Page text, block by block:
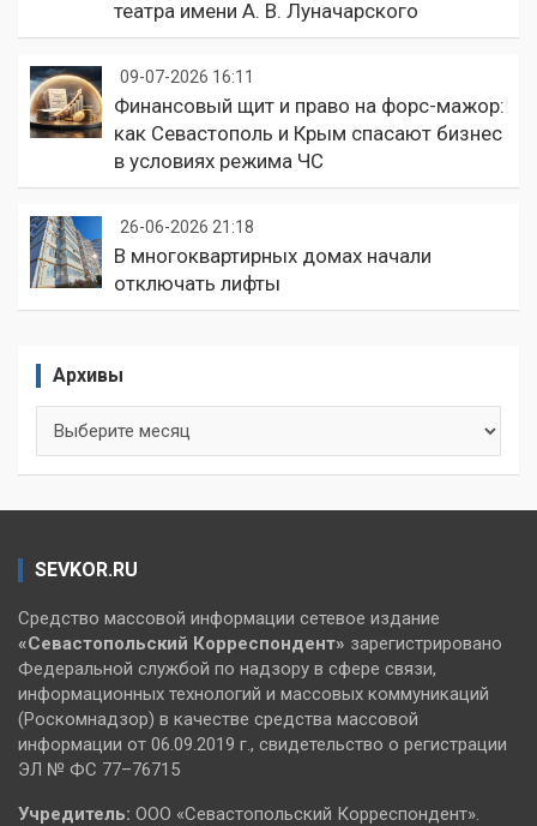
театра имени А. В. Луначарского
09-07-2026 16:11
Финансовый щит и право на форс-мажор:
как Севастополь и Крым спасают бизнес
в условиях режима ЧС
26-06-2026 21:18
В многоквартирных домах начали
отключать лифты
Архивы
SEVKOR.RU
Средство массовой информации сетевое издание
«Севастопольский Корреспондент» зарегистрировано
Федеральной службой по надзору в сфере связи,
информационных технологий и массовых коммуникаций
(Роскомнадзор) в качестве средства массовой
информации от 06.09.2019 г., свидетельство о регистрации
ЭЛ № ФС 77–76715
Учредитель: ООО «Севастопольский Корреспондент».